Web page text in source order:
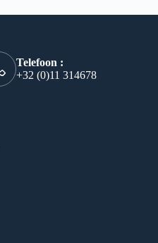
Telefoon :
+32 (0)11 314678